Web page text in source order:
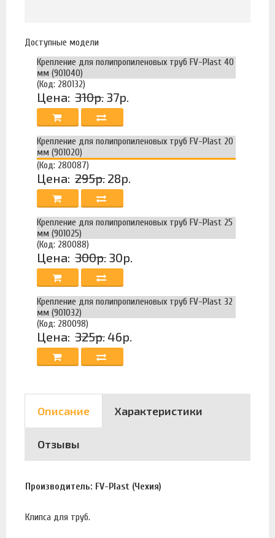
Доступные модели
Крепление для полипропиленовых труб FV-Plast 40
мм (901040)
(Код: 280132)
Цена: 310р. 37р.
Крепление для полипропиленовых труб FV-Plast 20
мм (901020)
(Код: 280087)
Цена: 295р. 28р.
Крепление для полипропиленовых труб FV-Plast 25
мм (901025)
(Код: 280088)
Цена: 300р. 30р.
Крепление для полипропиленовых труб FV-Plast 32
мм (901032)
(Код: 280098)
Цена: 325р. 46р.
Описание Характеристики
Отзывы
Производитель: FV-Plast (Чехия)
Клипса для труб.